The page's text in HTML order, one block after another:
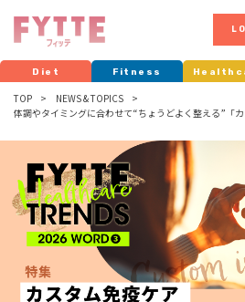
Diet Fitness
TOP
NEWS & TOPICS
体調やタイミングに合わせて“ちょうどよく整える”「カ